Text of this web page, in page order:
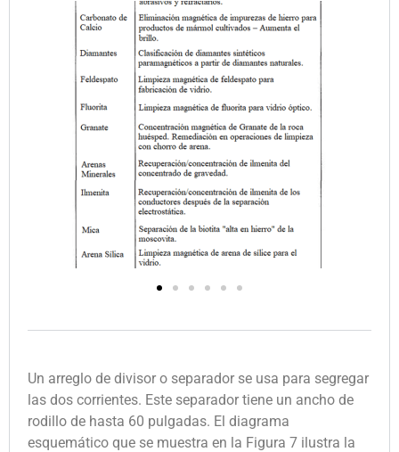
Un arreglo de divisor o separador se usa para segregar
las dos corrientes. Este separador tiene un ancho de
rodillo de hasta 60 pulgadas. El diagrama
esquemático que se muestra en la Figura 7 ilustra la